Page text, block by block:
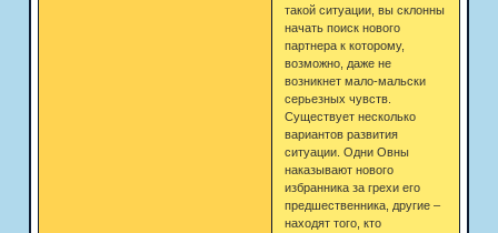
такой ситуации, вы склонны
начать поиск нового
партнера к которому,
возможно, даже не
возникнет мало-мальски
серьезных чувств.
Существует несколько
вариантов развития
ситуации. Одни Овны
наказывают нового
избранника за грехи его
предшественника, другие –
находят того, кто